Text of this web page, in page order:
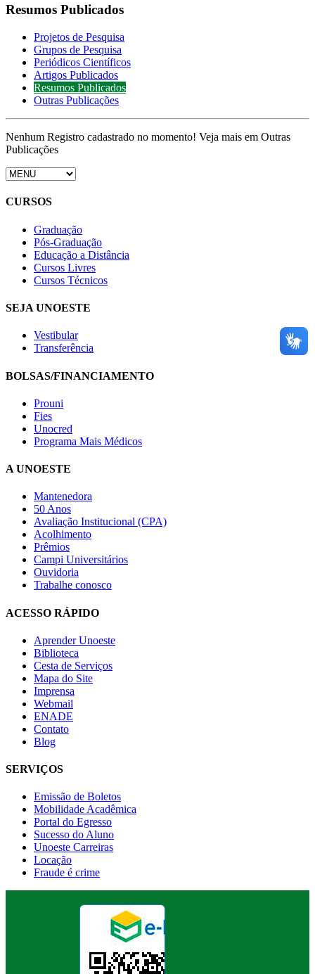
Resumos Publicados
Projetos de Pesquisa
Grupos de Pesquisa
Periódicos Científicos
Artigos Publicados
Resumos Publicados
Outras Publicações
Nenhum Registro cadastrado no momento! Veja mais em Outras
Publicações
CURSOS
Graduação
Pós-Graduação
Educação a Distância
Cursos Livres
Cursos Técnicos
SEJA UNOESTE
Vestibular
Transferência
BOLSAS/FINANCIAMENTO
Prouni
Fies
Unocred
Programa Mais Médicos
A UNOESTE
Mantenedora
50 Anos
Avaliação Institucional (CPA)
Acolhimento
Prêmios
Campi Universitários
Ouvidoria
Trabalhe conosco
ACESSO RÁPIDO
Aprender Unoeste
Biblioteca
Cesta de Serviços
Mapa do Site
Imprensa
Webmail
ENADE
Contato
Blog
SERVIÇOS
Emissão de Boletos
Mobilidade Acadêmica
Portal do Egresso
Sucesso do Aluno
Unoeste Carreiras
Locação
Fraude é crime